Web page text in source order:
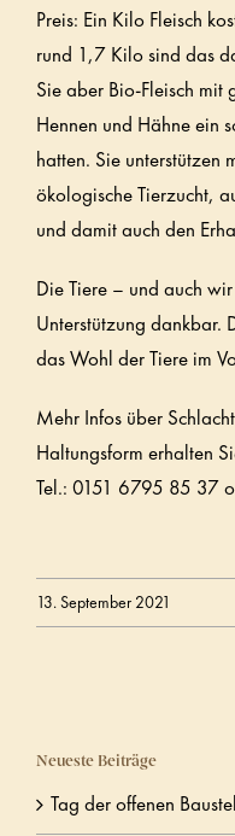
Preis: Ein Kilo Fleisch
rund 1,7 Kilo sind das
Sie aber Bio-Fleisch
Hennen und Hähne ein
hatten. Sie unterstützen
ökologische Tierzucht,
und damit auch den
Die Tiere – und auch
Unterstützung dankbar.
das Wohl der Tiere im
Mehr Infos über
Haltungsform erhalten
Tel.: 0151 6795 85 37
13. September 2021
Neueste Beiträge
Tag der offenen